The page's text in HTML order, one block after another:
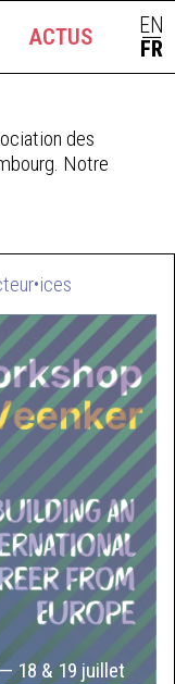
ACTUS EN
|
FR
des
Notre
18 & 19 juillet